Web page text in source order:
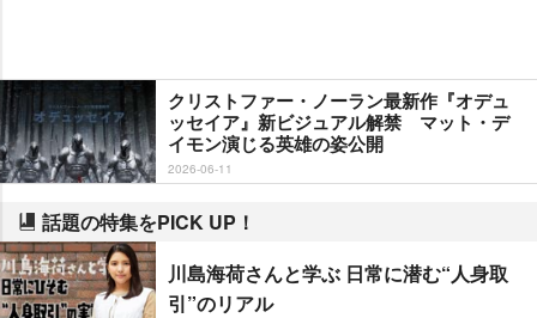
クリストファー・ノーラン最新作『オデュ
ッセイア』新ビジュアル解禁 マット・デ
イモン演じる英雄の姿公開
2026-06-11
話題の特集をPICK UP！
川島海荷さんと学ぶ 日常に潜む“人身取
引”のリアル